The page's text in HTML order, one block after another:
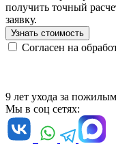
получить точный
заявку.
Узнать стоимость
Согласен на
9 лет ухода за
Мы в соц сетях: